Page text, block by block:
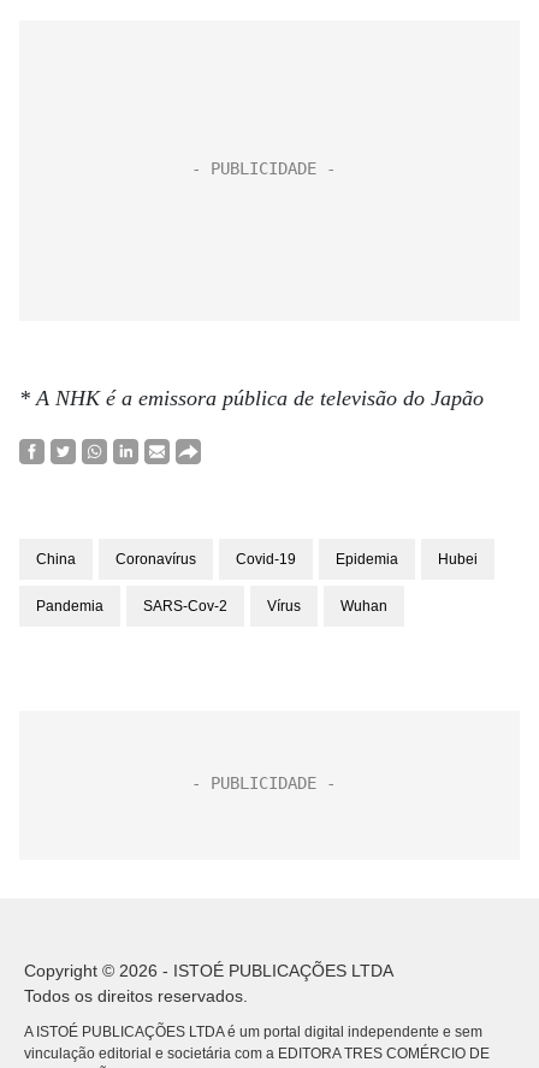
* A NHK é a emissora pública de televisão do Japão
China Coronavírus Covid-19 Epidemia Hubei
Pandemia SARS-Cov-2 Vírus Wuhan
Copyright © 2026 - ISTOÉ PUBLICAÇÕES LTDA
Todos os direitos reservados.
A ISTOÉ PUBLICAÇÕES LTDA é um portal digital independente e sem
vinculação editorial e societária com a EDITORA TRES COMÉRCIO DE